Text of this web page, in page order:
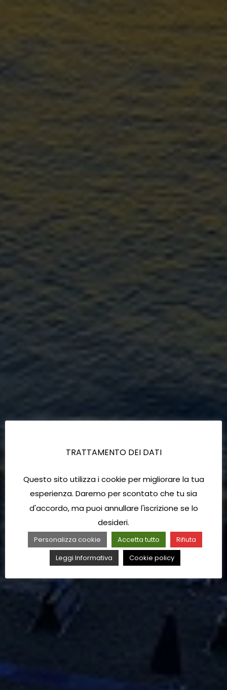
TRATTAMENTO DEI DATI
Questo sito utilizza i cookie per migliorare la tua
esperienza. Daremo per scontato che tu sia
d'accordo, ma puoi annullare l'iscrizione se lo
desideri.
Personalizza cookie Accetta tutto
Rifiuta
Leggi Informativa
Cookie policy